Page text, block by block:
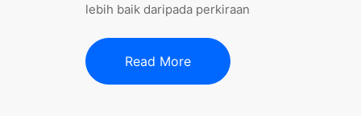
lebih baik daripada perkiraan
Read More